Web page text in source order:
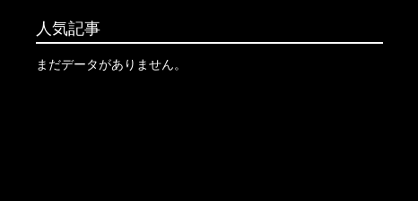
人気記事
まだデータがありません。